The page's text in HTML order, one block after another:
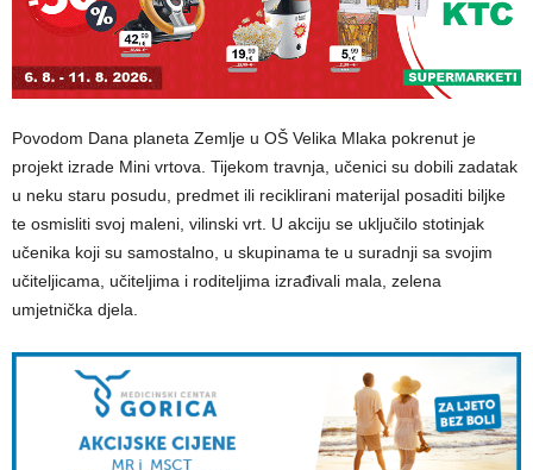
Povodom Dana planeta Zemlje u OŠ Velika Mlaka pokrenut je
projekt izrade Mini vrtova. Tijekom travnja, učenici su dobili zadatak
u neku staru posudu, predmet ili reciklirani materijal posaditi biljke
te osmisliti svoj maleni, vilinski vrt. U akciju se uključilo stotinjak
učenika koji su samostalno, u skupinama te u suradnji sa svojim
učiteljicama, učiteljima i roditeljima izrađivali mala, zelena
umjetnička djela.